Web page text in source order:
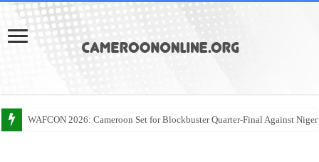
WAFCON 2026: Cameroon Set for Blockbuster Quarter-Final Against